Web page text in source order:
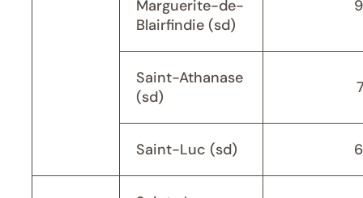
Marguerite-de-
Blairfindie (sd)
Saint-Athanase
(sd)
Saint-Luc (sd)